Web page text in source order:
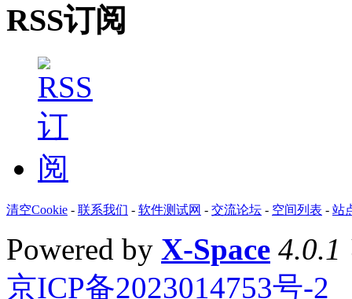
RSS订阅
清空Cookie - 联系我们 - 软件测试网 - 交流论坛 - 空间列表 - 站
Powered by X-Space 4.0.1
京ICP备2023014753号-2